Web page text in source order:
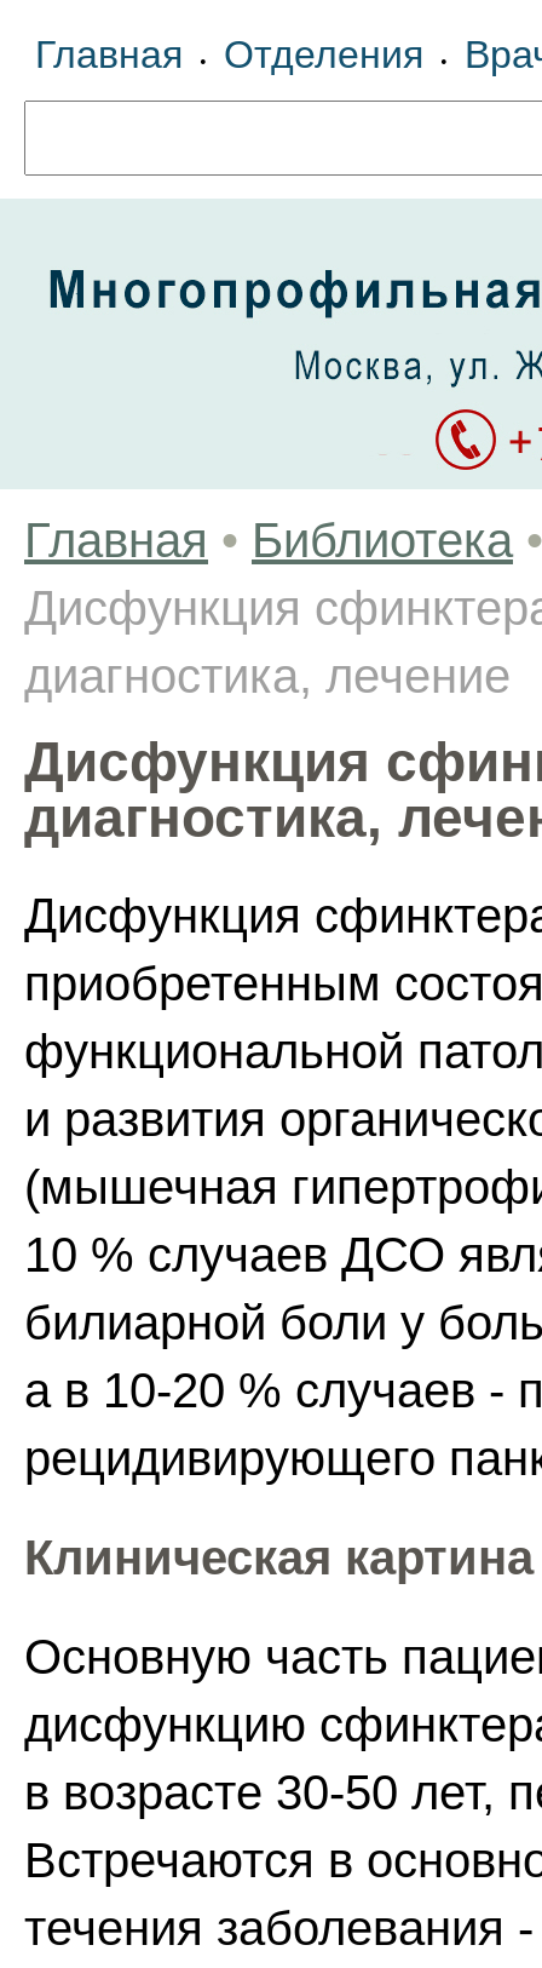
Главная • Отделения •
Главная • Библиотека •
Дисфункция
диагностика, лечение
Дисфункция
диагностика,
Дисфункция
приобретенным
функциональной
и развития
(мышечная
10 % случаев ДСО
билиарной боли у
а в 10-20 % случаев -
рецидивирующего
Клиническая
Основную часть
дисфункцию
в возрасте 30-50 лет,
Встречаются в
течения заболевания